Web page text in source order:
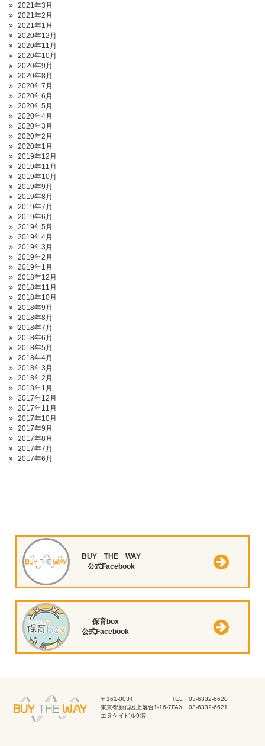
2021年3月
2021年2月
2021年1月
2020年12月
2020年11月
2020年10月
2020年9月
2020年8月
2020年7月
2020年6月
2020年5月
2020年4月
2020年3月
2020年2月
2020年1月
2019年12月
2019年11月
2019年10月
2019年9月
2019年8月
2019年7月
2019年6月
2019年5月
2019年4月
2019年3月
2019年2月
2019年1月
2018年12月
2018年11月
2018年10月
2018年9月
2018年8月
2018年7月
2018年6月
2018年5月
2018年4月
2018年3月
2018年2月
2018年1月
2017年12月
2017年11月
2017年10月
2017年9月
2017年8月
2017年7月
2017年6月
BUY THE WAY
公式Facebook
保育box
公式Facebook
〒161-0034
東京都新宿区上落合1-16-7
エヌケイビル9階
TEL 03-6332-6620
FAX 03-6332-6621